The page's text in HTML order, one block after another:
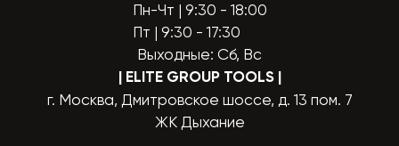
Пн-Чт | 9:30 - 18:00
Пт | 9:30 - 17:30
Выходные: Сб, Вс
| ELITE GROUP TOOLS |
г. Москва, Дмитровское шоссе, д. 13 пом. 7
ЖК Дыхание